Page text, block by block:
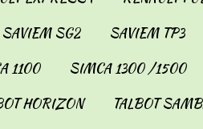
SAVIEM SG2 SAVIEM TP3
1100 SIMCA 1300 /1500
HORIZON TALBOT